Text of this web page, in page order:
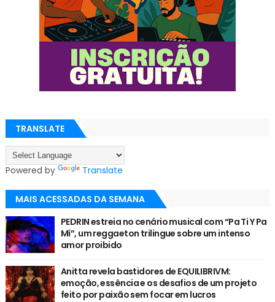
TRANSLATE
Powered by Translate
MAIS ACESSADAS DA SEMANA
PEDRIN estreia no cenário musical com “Pa Ti Y Pa
Mí”, um reggaeton trilingue sobre um intenso
amor proibido
Anitta revela bastidores de EQUILIBRIVM:
emoção, essência e os desafios de um projeto
feito por paixão sem focar em lucros